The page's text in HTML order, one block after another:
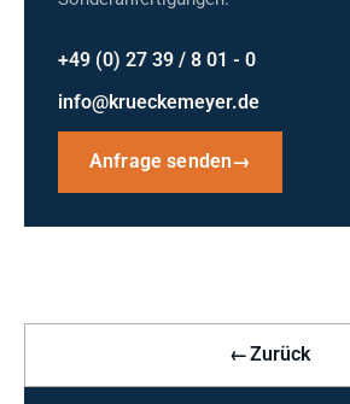
+49 (0) 27 39 / 8 01 - 0
info@krueckemeyer.de
Anfrage senden→
←Zurück